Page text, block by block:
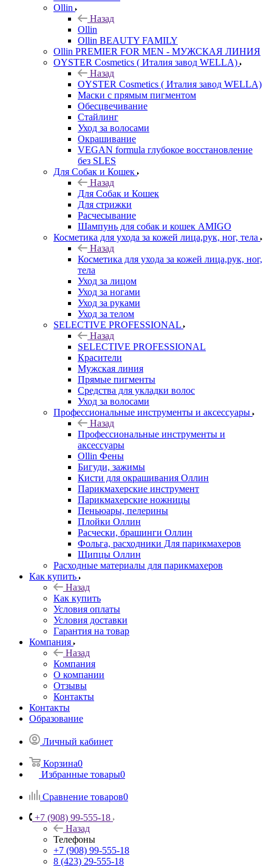
Ollin
Назад
Ollin
Ollin BEAUTY FAMILY
Ollin PREMIER FOR MEN - МУЖСКАЯ ЛИНИЯ
OYSTER Cosmetics ( Италия завод WELLA)
Назад
OYSTER Cosmetics ( Италия завод WELLA)
Маски с прямым пигментом
Обесцвечивание
Стайлинг
Уход за волосами
Окрашивание
VEGAN formula глубокое восстановление
без SLES
Для Собак и Кошек
Назад
Для Собак и Кошек
Для стрижки
Расчесывание
Шампунь для собак и кошек AMIGO
Косметика для ухода за кожей лица,рук, ног, тела
Назад
Косметика для ухода за кожей лица,рук, ног,
тела
Уход за лицом
Уход за ногами
Уход за руками
Уход за телом
SELECTIVE PROFESSIONAL
Назад
SELECTIVE PROFESSIONAL
Красители
Мужская линия
Прямые пигменты
Средства для укладки волос
Уход за волосами
Профессиональные инструменты и аксессуары
Назад
Профессиональные инструменты и
аксессуары
Ollin Фены
Бигуди, зажимы
Кисти для окрашивания Оллин
Парикмахерские инструмент
Парикмахерские ножницы
Пеньюары, пелерины
Плойки Оллин
Расчески, брашинги Оллин
Фольга, расходники Для парикмахеров
Щипцы Оллин
Расходные материалы для парикмахеров
Как купить
Назад
Как купить
Условия оплаты
Условия доставки
Гарантия на товар
Компания
Назад
Компания
О компании
Отзывы
Контакты
Контакты
Образование
Личный кабинет
Корзина0
Избранные товары0
Сравнение товаров0
+7 (908) 99-555-18
Назад
Телефоны
+7 (908) 99-555-18
8 (423) 29-555-18